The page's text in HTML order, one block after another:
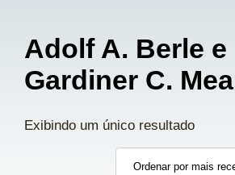
Adolf A. Berle e
Gardiner C.
Exibindo um único resultado